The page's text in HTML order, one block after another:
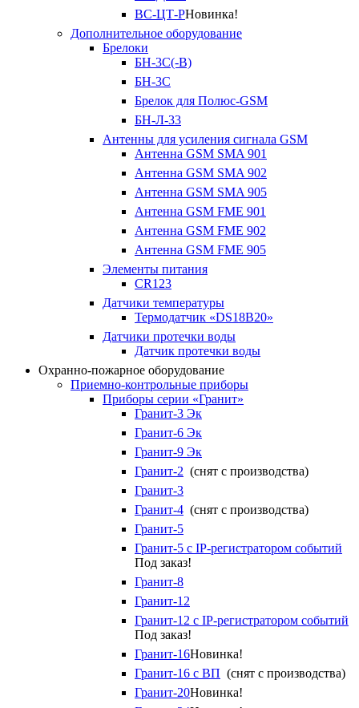
ВС-ЦТ-РНовинка!
Дополнительное оборудование
Брелоки
БН-3С(-В)
БН-3С
Брелок для Полюс-GSM
БН-Л-33
Антенны для усиления сигнала GSM
Антенна GSM SMA 901
Антенна GSM SMA 902
Антенна GSM SMA 905
Антенна GSM FME 901
Антенна GSM FME 902
Антенна GSM FME 905
Элементы питания
CR123
Датчики температуры
Термодатчик «DS18B20»
Датчики протечки воды
Датчик протечки воды
Охранно-пожарное оборудование
Приемно-контрольные приборы
Приборы серии «Гранит»
Гранит-3 Эк
Гранит-6 Эк
Гранит-9 Эк
Гранит-2 (снят с производства)
Гранит-3
Гранит-4 (снят с производства)
Гранит-5
Гранит-5 с IP-регистратором событий
Под заказ!
Гранит-8
Гранит-12
Гранит-12 с IP-регистратором событий
Под заказ!
Гранит-16Новинка!
Гранит-16 с ВП (снят с производства)
Гранит-20Новинка!